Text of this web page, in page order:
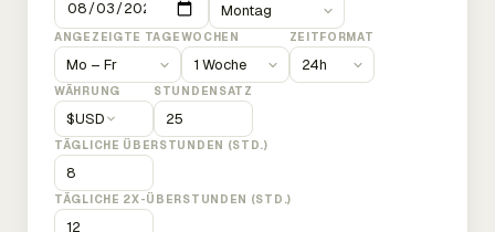
ANGEZEIGTE TAGEWOCHEN ZEITFORMAT
WÄHRUNG
$USD
STUNDENSATZ
TÄGLICHE ÜBERSTUNDEN (STD.)
TÄGLICHE 2X-ÜBERSTUNDEN (STD.)